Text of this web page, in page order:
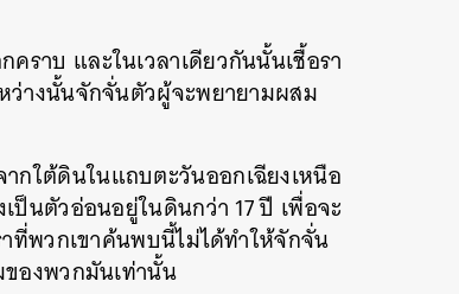
าบ และในเวลาเดียวกันนั้นเชื้อรา
ว่างนั้นจักจั่นตัวผู้จะพยายามผสม
กใต้ดินในแถบตะวันออกเฉียงเหนือ
นตัวอ่อนอยู่ในดินกว่า 17 ปี เพื่อจะ
ที่พวกเขาค้นพบนี้ไม่ได้ทำให้จักจั่น
องพวกมันเท่านั้น